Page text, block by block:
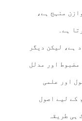
منہج ہے،
ہے۔
ہے، لیکن دیگر
مضبوط اور مدلل
اور علمی
کے لیے اصول
طریقہ